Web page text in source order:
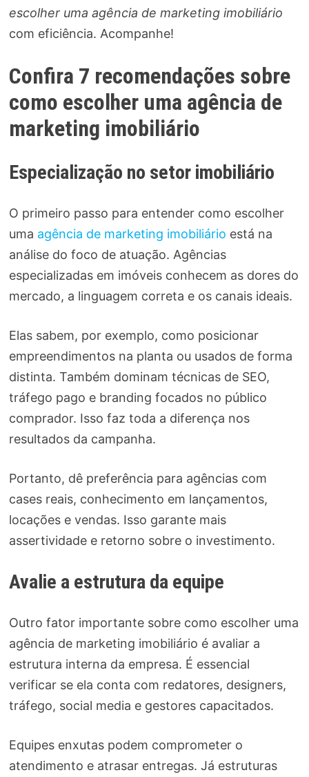
escolher uma agência de marketing imobiliário
com eficiência. Acompanhe!
Confira 7 recomendações sobre
como escolher uma agência de
marketing imobiliário
Especialização no setor imobiliário
O primeiro passo para entender como escolher
uma agência de marketing imobiliário está na
análise do foco de atuação. Agências
especializadas em imóveis conhecem as dores do
mercado, a linguagem correta e os canais ideais.
Elas sabem, por exemplo, como posicionar
empreendimentos na planta ou usados de forma
distinta. Também dominam técnicas de SEO,
tráfego pago e branding focados no público
comprador. Isso faz toda a diferença nos
resultados da campanha.
Portanto, dê preferência para agências com
cases reais, conhecimento em lançamentos,
locações e vendas. Isso garante mais
assertividade e retorno sobre o investimento.
Avalie a estrutura da equipe
Outro fator importante sobre como escolher uma
agência de marketing imobiliário é avaliar a
estrutura interna da empresa. É essencial
verificar se ela conta com redatores, designers,
tráfego, social media e gestores capacitados.
Equipes enxutas podem comprometer o
atendimento e atrasar entregas. Já estruturas